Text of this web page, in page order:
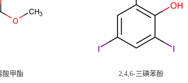
酸甲酯 2,4,6-三碘苯酚